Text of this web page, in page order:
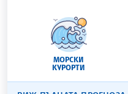
МОРСКИ
КУРОРТИ